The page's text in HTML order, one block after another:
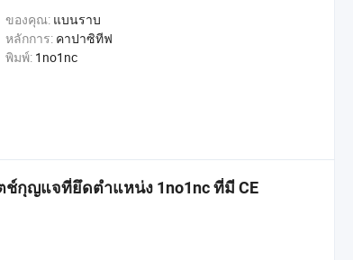
ของคุณ: แบนราบ
หลักการ: คาปาซิทีฟ
พิมพ์: 1no1nc
ช์กุญแจที่ยึดตำแหน่ง 1no1nc ที่มี CE